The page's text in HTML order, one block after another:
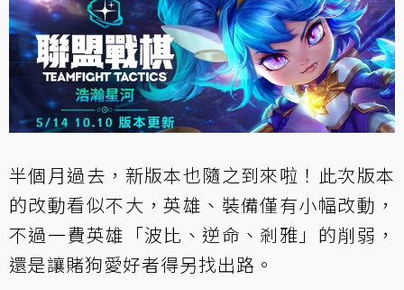
半個月過去，新版本也隨之到來啦！此次版本
的改動看似不大，英雄、裝備僅有小幅改動，
不過一費英雄「波比、逆命、剎雅」的削弱，
還是讓賭狗愛好者得另找出路。